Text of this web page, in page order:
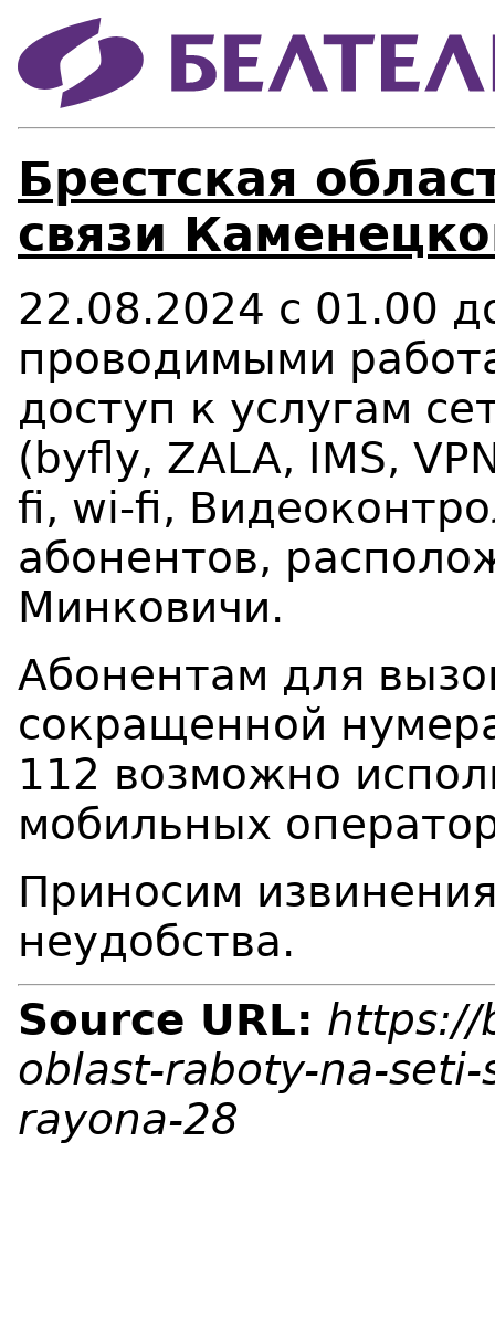
Брестская
связи
22.08.2024 с 01.00
проводимыми
доступ к услугам
( byfly, ZALA, IMS,
fi, wi-fi,
абонентов,
Минковичи.
Абонентам для
сокращенной
112 возможно
мобильных
Приносим
неудобства.
Source URL: https://
oblast-raboty-na-
rayona-28